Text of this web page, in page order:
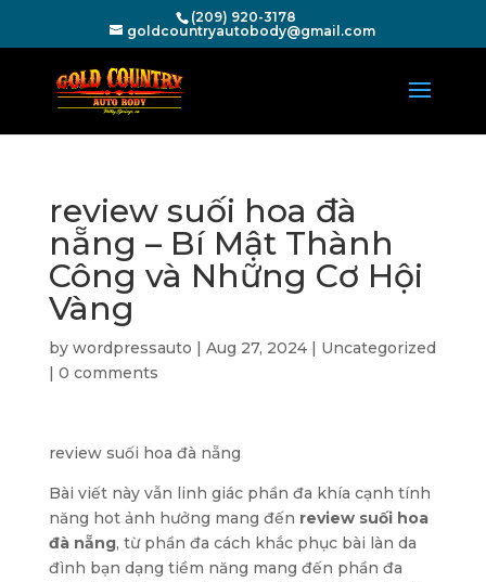
(209) 920-3178
goldcountryautobody@gmail.com
review suối hoa đà
nẵng – Bí Mật Thành
Công và Những Cơ Hội
Vàng
by wordpressauto | Aug 27, 2024| Uncategorized
| 0 comments
review suối hoa đà nẵng
Bài viết này vẫn linh giác phần đa khía cạnh tính
năng hot ảnh hưởng mang đến review suối hoa
đà nẵng, từ phần đa cách khắc phục bài làn da
đình bạn dạng tiềm năng mang đến phần đa